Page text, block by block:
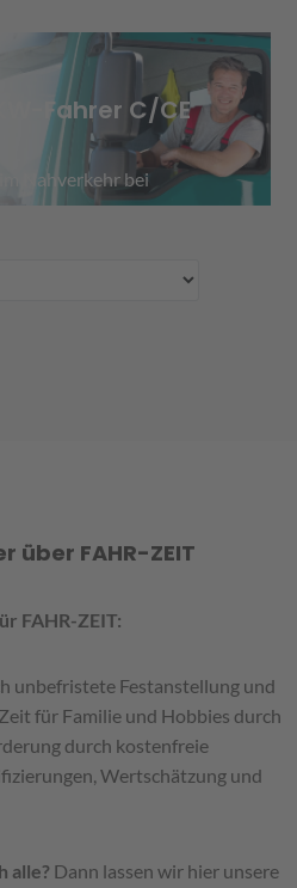
Fahrer C/CE
im Nahverkehr bei
über FAHR-ZEIT
FAHR-ZEIT:
unbefristete Festanstellung und
für Familie und Hobbies durch
durch kostenfreie
Wertschätzung und
alle? Dann lassen wir hier unsere